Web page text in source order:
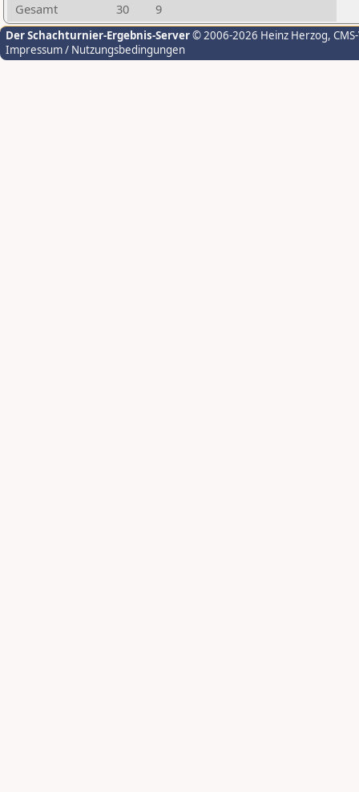
Gesamt
30 9
Der Schachturnier-Ergebnis-Server© 2006-2026 Heinz Herzog,
Impressum / Nutzungsbedingungen